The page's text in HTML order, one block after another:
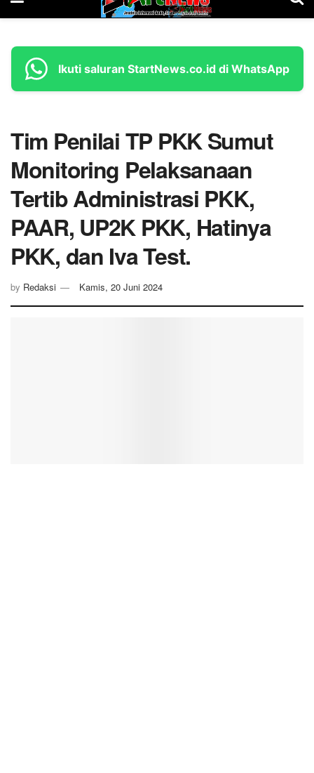
Ikuti saluran StartNews.co.id di WhatsApp
Tim Penilai TP PKK Sumut
Monitoring Pelaksanaan
Tertib Administrasi PKK,
PAAR, UP2K PKK, Hatinya
PKK, dan Iva Test.
by Redaksi Kamis, 20 Juni 2024